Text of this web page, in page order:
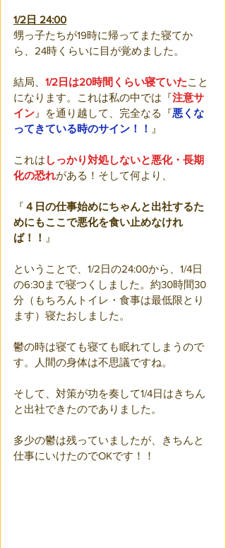
1/2日 24:00
甥っ子たちが19時に帰ってまた寝てか
ら、24時くらいに目が覚めました。
結局、 1/2日は20時間くらい寝ていたこと
になります。これは私の中では『注意サ
イン 』を通り越して、完全なる『悪くな
ってきている時のサイン！！ 』
これは しっかり対処しないと悪化・長期
化の恐れがある！そして何より、
『 ４日の仕事始めにちゃんと出社するた
めにもここで悪化を食い止めなけれ
ば！！ 』
ということで、1/2日の24:00から、1/4日
の6:30まで寝つくしました。約30時間30
分（もちろんトイレ・食事は最低限とり
ます）寝たおしました。
鬱の時は寝ても寝ても眠れてしまうので
す。人間の身体は不思議ですね。
そして、対策が功を奏して1/4日はきちん
と出社できたのでありました。
多少の鬱は残っていましたが、きちんと
仕事にいけたのでOKです！！